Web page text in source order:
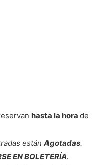
hasta la hora de
están Agotadas.
EN BOLETERÍA.